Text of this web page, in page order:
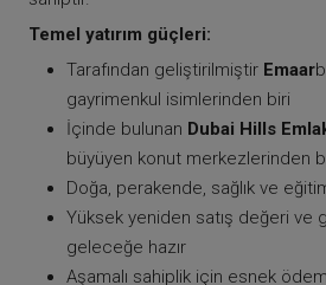
Temel yatırım güçleri:
Tarafından geliştirilmiştir Emaar
gayrimenkul isimlerinden biri
İçinde bulunan Dubai Hills
büyüyen konut merkezlerinden
Doğa, perakende, sağlık ve
Yüksek yeniden satış değeri ve
geleceğe hazır
Aşamalı sahiplik için esnek